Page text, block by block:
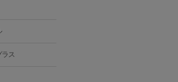
ラス